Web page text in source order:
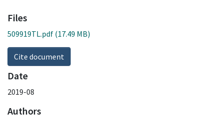
Files
509919TL.pdf (17.49 MB)
Cite document
Date
2019-08
Authors